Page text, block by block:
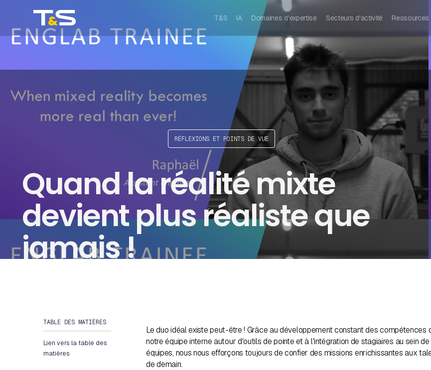
T&S IA Domaines d'expertise Secteurs d'activité Ressources
RÉFLEXIONS ET POINTS DE VUE
Quand la réalité mixte
devient plus réaliste que
jamais !
TABLE DES MATIÈRES
Lien vers la table des
matières
Le duo idéal existe peut-être ! Grâce au développement constant des compétences
notre équipe interne autour d'outils de pointe et à l'intégration de stagiaires au sein de
équipes, nous nous efforçons toujours de confier des missions enrichissantes aux
de demain.